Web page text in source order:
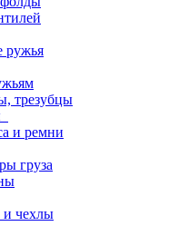
ружья
трезубцы
и ремни
груза
чехлы